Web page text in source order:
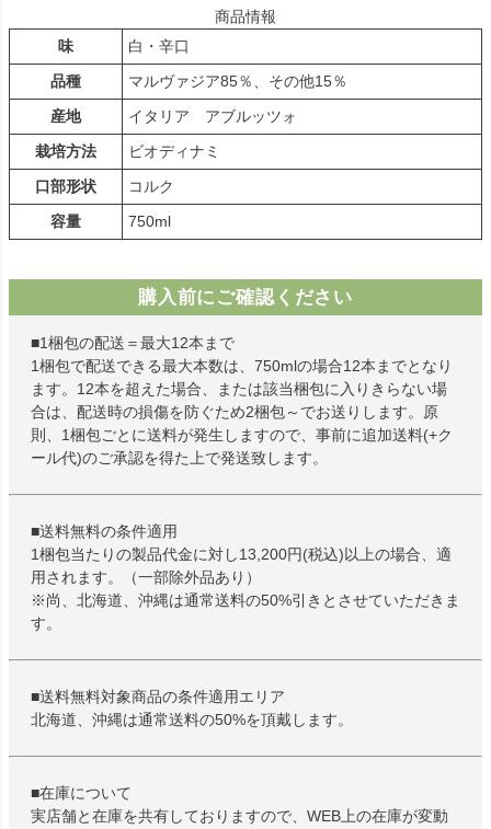
商品情報
味
白・辛口
品種
マルヴァジア85％、その他15％
産地
イタリア アブルッツォ
栽培方法
ビオディナミ
口部形状
コルク
容量
750ml
購入前にご確認ください
■1梱包の配送＝最大12本まで
1梱包で配送できる最大本数は、750mlの場合12本までとなり
ます。12本を超えた場合、または該当梱包に入りきらない場
合は、配送時の損傷を防ぐため2梱包～でお送りします。原
則、1梱包ごとに送料が発生しますので、事前に追加送料(+ク
ール代)のご承認を得た上で発送致します。
■送料無料の条件適用
1梱包当たりの製品代金に対し13,200円(税込)以上の場合、適
用されます。（一部除外品あり）
※尚、北海道、沖縄は通常送料の50%引きとさせていただきま
す。
■送料無料対象商品の条件適用エリア
北海道、沖縄は通常送料の50%を頂戴します。
■在庫について
実店舗と在庫を共有しておりますので、WEB上の在庫が変動